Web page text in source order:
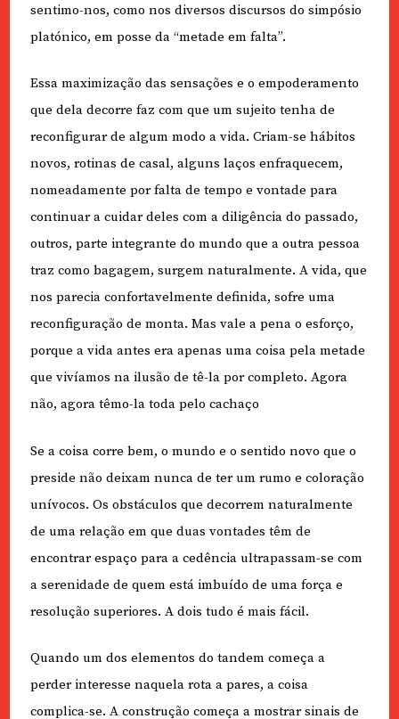
sentimo-nos, como nos diversos discursos do simpósio
platónico, em posse da “metade em falta”.
Essa maximização das sensações e o empoderamento
que dela decorre faz com que um sujeito tenha de
reconfigurar de algum modo a vida. Criam-se hábitos
novos, rotinas de casal, alguns laços enfraquecem,
nomeadamente por falta de tempo e vontade para
continuar a cuidar deles com a diligência do passado,
outros, parte integrante do mundo que a outra pessoa
traz como bagagem, surgem naturalmente. A vida, que
nos parecia confortavelmente definida, sofre uma
reconfiguração de monta. Mas vale a pena o esforço,
porque a vida antes era apenas uma coisa pela metade
que vivíamos na ilusão de tê-la por completo. Agora
não, agora têmo-la toda pelo cachaço
Se a coisa corre bem, o mundo e o sentido novo que o
preside não deixam nunca de ter um rumo e coloração
unívocos. Os obstáculos que decorrem naturalmente
de uma relação em que duas vontades têm de
encontrar espaço para a cedência ultrapassam-se com
a serenidade de quem está imbuído de uma força e
resolução superiores. A dois tudo é mais fácil.
Quando um dos elementos do tandem começa a
perder interesse naquela rota a pares, a coisa
complica-se. A construção começa a mostrar sinais de